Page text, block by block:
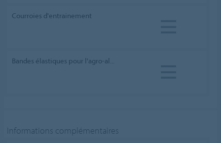
Courroies d'entrainement
Bandes élastiques pour l'agro-al...
Informations complémentaires